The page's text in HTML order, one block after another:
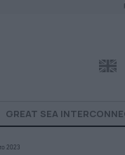
GREAT SEA
2023